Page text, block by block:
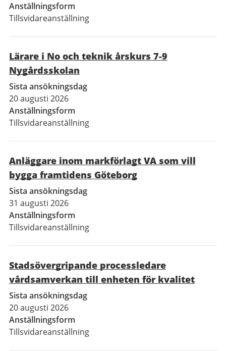
Anställningsform
Tillsvidareanställning
Lärare i No och teknik årskurs 7-9
Nygårdsskolan
Sista ansökningsdag
20 augusti 2026
Anställningsform
Tillsvidareanställning
Anläggare inom markförlagt VA som vill
bygga framtidens Göteborg
Sista ansökningsdag
31 augusti 2026
Anställningsform
Tillsvidareanställning
Stadsövergripande processledare
vårdsamverkan till enheten för kvalitet
Sista ansökningsdag
20 augusti 2026
Anställningsform
Tillsvidareanställning